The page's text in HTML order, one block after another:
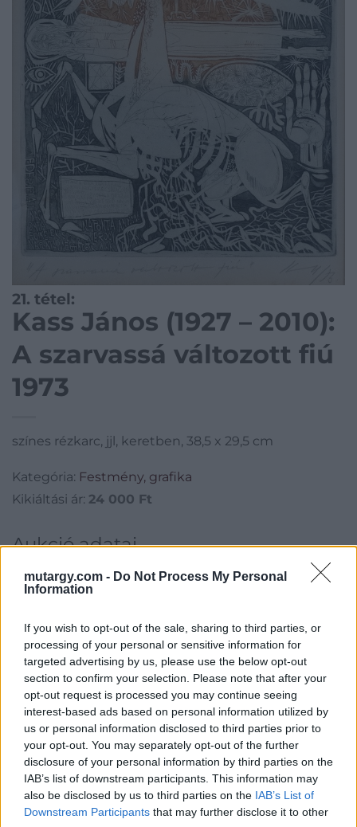
mutargy.com - Do Not Process My Personal
Information
If you wish to opt-out of the sale, sharing to third parties, or
processing of your personal or sensitive information for
targeted advertising by us, please use the below opt-out
section to confirm your selection. Please note that after your
opt-out request is processed you may continue seeing
interest-based ads based on personal information utilized by
us or personal information disclosed to third parties prior to
your opt-out. You may separately opt-out of the further
disclosure of your personal information by third parties on the
IAB’s list of downstream participants. This information may
also be disclosed by us to third parties on the IAB’s List of
Downstream Participants that may further disclose it to other
21. tétel:
Kass János (1927 – 2010):
A szarvassá változott fiú
1973
színes rézkarc, jjl, keretben, 38,5 x 29,5 cm
Kategória: Festmény, grafika
Kikiáltási ár: 24 000 Ft
Aukció adatai
Aukció neve:196.aukció - festmény, grafika, műtárgy
Aukció dátuma: 2021.01.27
Aukció helye: II. Zsigmond tér 8.
Tételszám: 21
Eladó adatai
Eladó:Műgyűjtők Háza Kft.
Cím: Dudás Attila
Műgyűjtők Háza kft.
1023.Bp. Zsigmond tér 11.